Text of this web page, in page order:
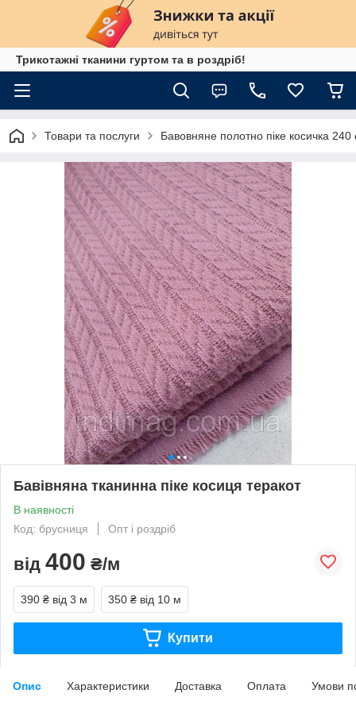
Трикотажні тканини гуртом та в роздріб!
Товари та послуги Бавовняне полотно піке косичка 240
Бавівняна тканинна піке косиця теракот
В наявності
Код: брусниця
Опт і роздріб
від 400 ₴/м
390 ₴ від 3 м 350 ₴ від 10 м
Купити
Опис Характеристики Доставка Оплата Умови